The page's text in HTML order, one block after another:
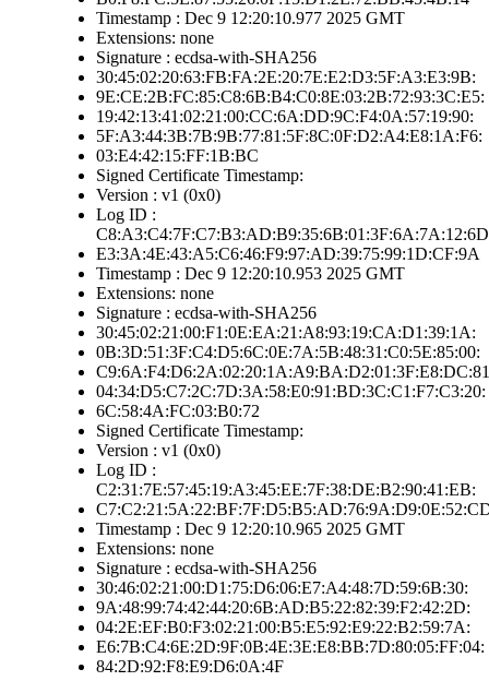
Timestamp : Dec 9 12:20:10.977 2025 GMT
Extensions: none
Signature : ecdsa-with-SHA256
30:45:02:20:63:FB:FA:2E:20:7E:E2:D3:5F:A3:E3:9B:
9E:CE:2B:FC:85:C8:6B:B4:C0:8E:03:2B:72:93:3C:E5:
19:42:13:41:02:21:00:CC:6A:DD:9C:F4:0A:57:19:90:
5F:A3:44:3B:7B:9B:77:81:5F:8C:0F:D2:A4:E8:1A:F6:
03:E4:42:15:FF:1B:BC
Signed Certificate Timestamp:
Version : v1 (0x0)
Log ID :
E3:3A:4E:43:A5:C6:46:F9:97:AD:39:75:99:1D:CF:9A
Timestamp : Dec 9 12:20:10.953 2025 GMT
Extensions: none
Signature : ecdsa-with-SHA256
30:45:02:21:00:F1:0E:EA:21:A8:93:19:CA:D1:39:1A:
0B:3D:51:3F:C4:D5:6C:0E:7A:5B:48:31:C0:5E:85:00:
04:34:D5:C7:2C:7D:3A:58:E0:91:BD:3C:C1:F7:C3:20:
6C:58:4A:FC:03:B0:72
Signed Certificate Timestamp:
Version : v1 (0x0)
Log ID :
C2:31:7E:57:45:19:A3:45:EE:7F:38:DE:B2:90:41:EB:
Timestamp : Dec 9 12:20:10.965 2025 GMT
Extensions: none
Signature : ecdsa-with-SHA256
30:46:02:21:00:D1:75:D6:06:E7:A4:48:7D:59:6B:30:
9A:48:99:74:42:44:20:6B:AD:B5:22:82:39:F2:42:2D:
04:2E:EF:B0:F3:02:21:00:B5:E5:92:E9:22:B2:59:7A:
E6:7B:C4:6E:2D:9F:0B:4E:3E:E8:BB:7D:80:05:FF:04:
84:2D:92:F8:E9:D6:0A:4F